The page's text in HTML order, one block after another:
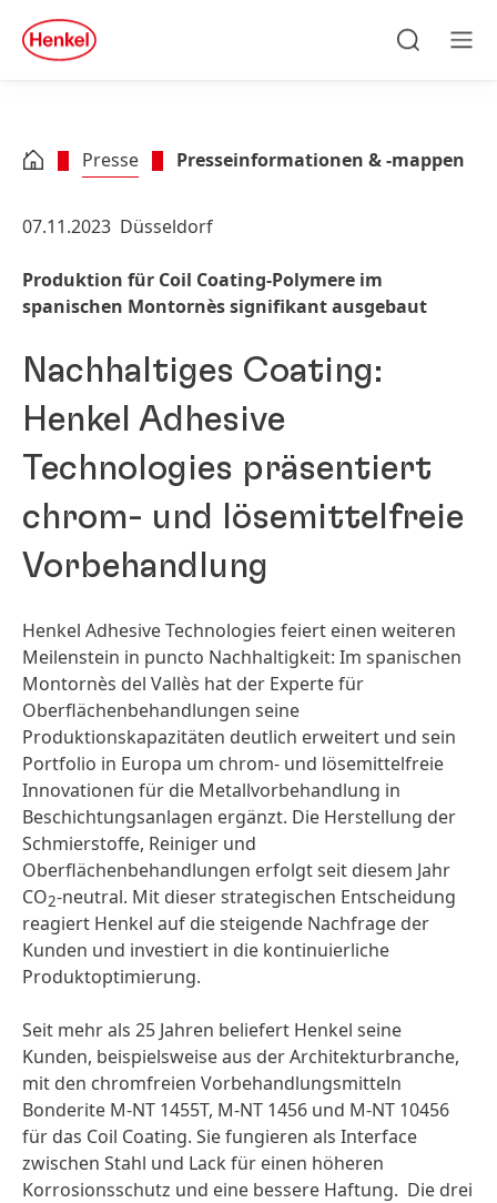
Zu Footer springen
quick
search
Presse Presseinformationen & -mappen
07.11.2023 Düsseldorf
Produktion für Coil Coating-Polymere im
spanischen Montornès signifikant ausgebaut
Nachhaltiges Coating:
Henkel Adhesive
Technologies präsentiert
chrom- und lösemittelfreie
Vorbehandlung
Henkel Adhesive Technologies feiert einen weiteren
Meilenstein in puncto Nachhaltigkeit: Im spanischen
Montornès del Vallès hat der Experte für
Oberflächenbehandlungen seine
Produktionskapazitäten deutlich erweitert und sein
Portfolio in Europa um chrom- und lösemittelfreie
Innovationen für die Metallvorbehandlung in
Beschichtungsanlagen ergänzt. Die Herstellung der
Schmierstoffe, Reiniger und
Oberflächenbehandlungen erfolgt seit diesem Jahr
CO2-neutral. Mit dieser strategischen Entscheidung
reagiert Henkel auf die steigende Nachfrage der
Kunden und investiert in die kontinuierliche
Produktoptimierung.
Seit mehr als 25 Jahren beliefert Henkel seine
Kunden, beispielsweise aus der Architekturbranche,
mit den chromfreien Vorbehandlungsmitteln
Bonderite M-NT 1455T, M-NT 1456 und M-NT 10456
für das Coil Coating. Sie fungieren als Interface
zwischen Stahl und Lack für einen höheren
Korrosionsschutz und eine bessere Haftung. Die drei